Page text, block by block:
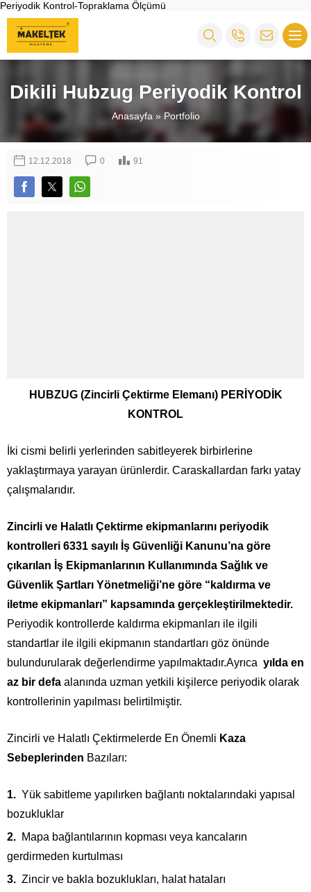
Periyodik Kontrol-Topraklama Ölçümü
Dikili Hubzug Periyodik Kontrol
Anasayfa » Portfolio
12.12.2018 0 91
HUBZUG (Zincirli Çektirme Elemanı) PERİYODİK
KONTROL
İki cismi belirli yerlerinden sabitleyerek birbirlerine
yaklaştırmaya yarayan ürünlerdir. Caraskallardan farkı yatay
çalışmalarıdır.
Zincirli ve Halatlı Çektirme ekipmanlarını periyodik
kontrolleri 6331 sayılı İş Güvenliği Kanunu’na göre
çıkarılan İş Ekipmanlarının Kullanımında Sağlık ve
Güvenlik Şartları Yönetmeliği’ne göre “kaldırma ve
iletme ekipmanları” kapsamında gerçekleştirilmektedir.
Periyodik kontrollerde kaldırma ekipmanları ile ilgili
standartlar ile ilgili ekipmanın standartları göz önünde
bulundurularak değerlendirme yapılmaktadır.Ayrıca yılda en
az bir defa alanında uzman yetkili kişilerce periyodik olarak
kontrollerinin yapılması belirtilmiştir.
Zincirli ve Halatlı Çektirmelerde En Önemli Kaza
Sebeplerinden Bazıları:
Yük sabitleme yapılırken bağlantı noktalarındaki yapısal
bozukluklar
Mapa bağlantılarının kopması veya kancaların
gerdirmeden kurtulması
Zincir ve bakla bozuklukları, halat hataları